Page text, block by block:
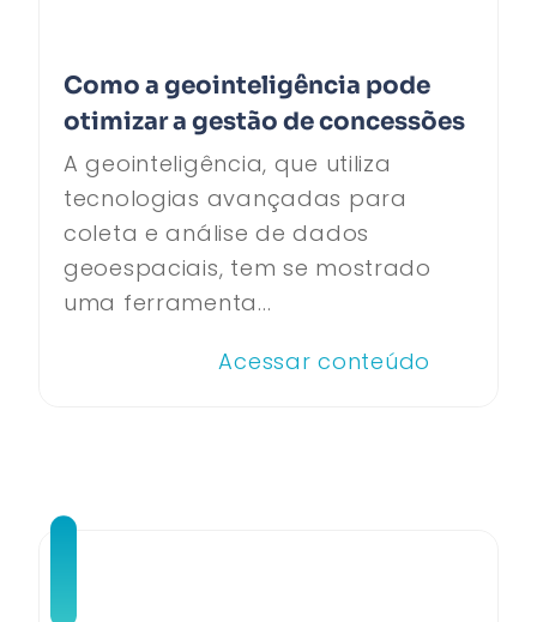
Como a geointeligência pode
otimizar a gestão de concessões
A geointeligência, que utiliza
tecnologias avançadas para
coleta e análise de dados
geoespaciais, tem se mostrado
uma ferramenta...
Acessar conteúdo